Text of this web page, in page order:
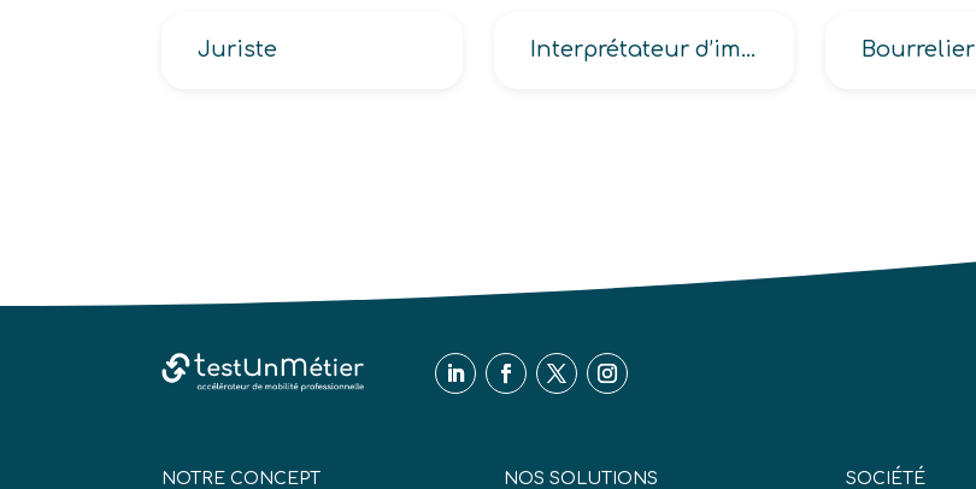
Juriste Interprétateur d’images (géographiques, photographiques) Bourrelier
NOTRE CONCEPT NOS SOLUTIONS SOCIÉTÉ